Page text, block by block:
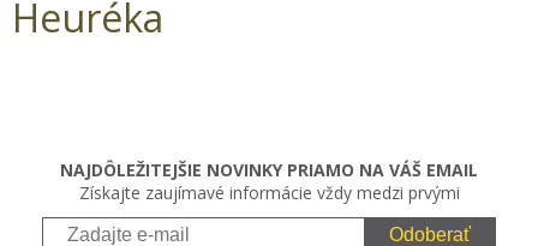
Heuréka
NAJDÔLEŽITEJŠIE NOVINKY PRIAMO NA VÁŠ EMAIL
Získajte zaujímavé informácie vždy medzi prvými
Odoberať